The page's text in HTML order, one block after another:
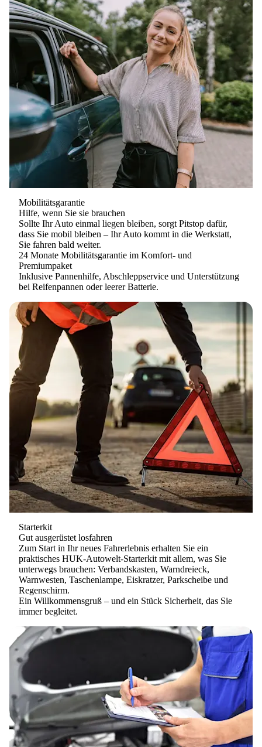
Mobilitätsgarantie
Hilfe, wenn Sie sie brauchen
Sollte Ihr Auto einmal liegen bleiben, sorgt Pitstop dafür,
dass Sie mobil bleiben – Ihr Auto kommt in die Werkstatt,
Sie fahren bald weiter.
24 Monate Mobilitätsgarantie im Komfort- und
Premiumpaket
Inklusive Pannenhilfe, Abschleppservice und Unterstützung
bei Reifenpannen oder leerer Batterie.
Starterkit
Gut ausgerüstet losfahren
Zum Start in Ihr neues Fahrerlebnis erhalten Sie ein
praktisches HUK-Autowelt-Starterkit mit allem, was Sie
unterwegs brauchen: Verbandskasten, Warndreieck,
Warnwesten, Taschenlampe, Eiskratzer, Parkscheibe und
Regenschirm.
Ein Willkommensgruß – und ein Stück Sicherheit, das Sie
immer begleitet.